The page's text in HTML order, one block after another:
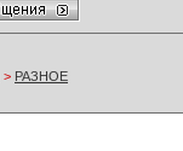
> РАЗНОЕ